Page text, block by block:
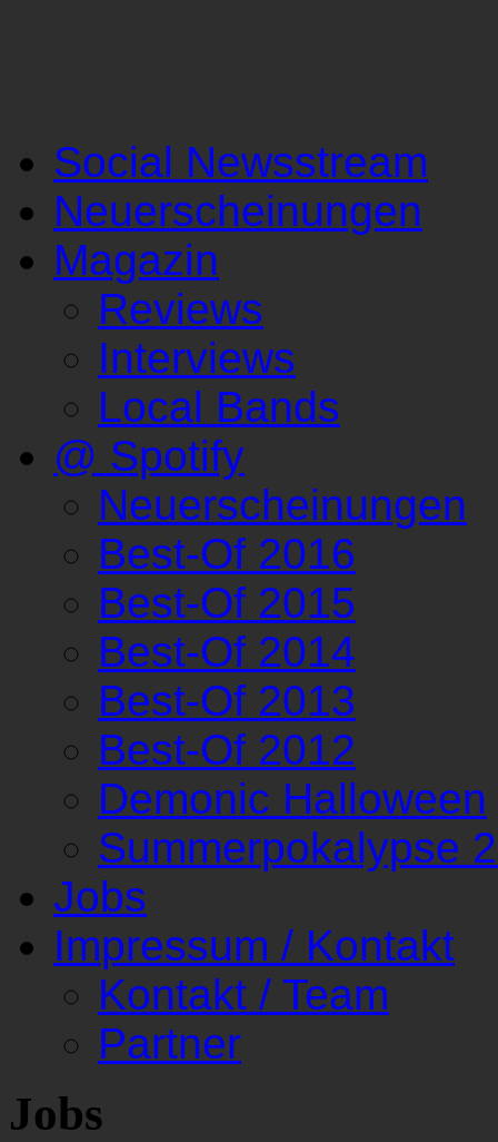
Social Newsstream
Neuerscheinungen
Magazin
Reviews
Interviews
Local Bands
@ Spotify
Neuerscheinungen
Best-Of 2016
Best-Of 2015
Best-Of 2014
Best-Of 2013
Best-Of 2012
Demonic Halloween
Summerpokalypse
Jobs
Impressum / Kontakt
Kontakt / Team
Partner
Jobs